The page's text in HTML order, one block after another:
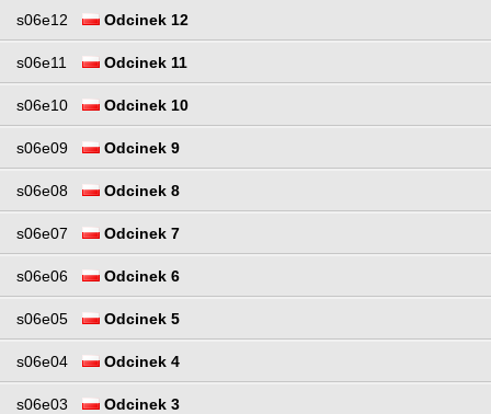
s06e12 Odcinek 12
s06e11 Odcinek 11
s06e10 Odcinek 10
s06e09 Odcinek 9
s06e08 Odcinek 8
s06e07 Odcinek 7
s06e06 Odcinek 6
s06e05 Odcinek 5
s06e04 Odcinek 4
s06e03 Odcinek 3